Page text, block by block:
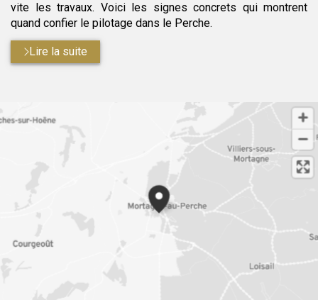
vite les travaux. Voici les signes concrets qui montrent
quand confier le pilotage dans le Perche.
Lire la suite